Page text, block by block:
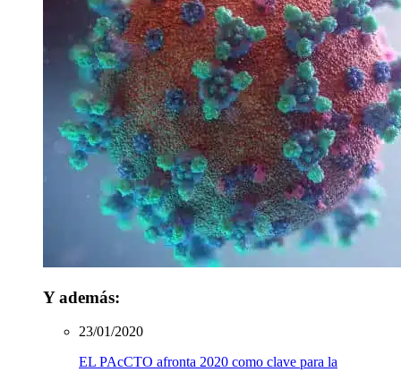
Y además:
23/01/2020
EL PAcCTO afronta 2020 como clave para la